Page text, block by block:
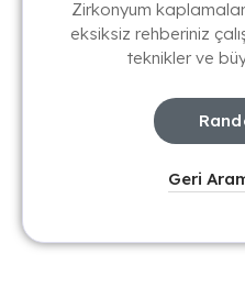
Zirkonyum
eksiksiz rehberiniz
teknikler ve
Geri